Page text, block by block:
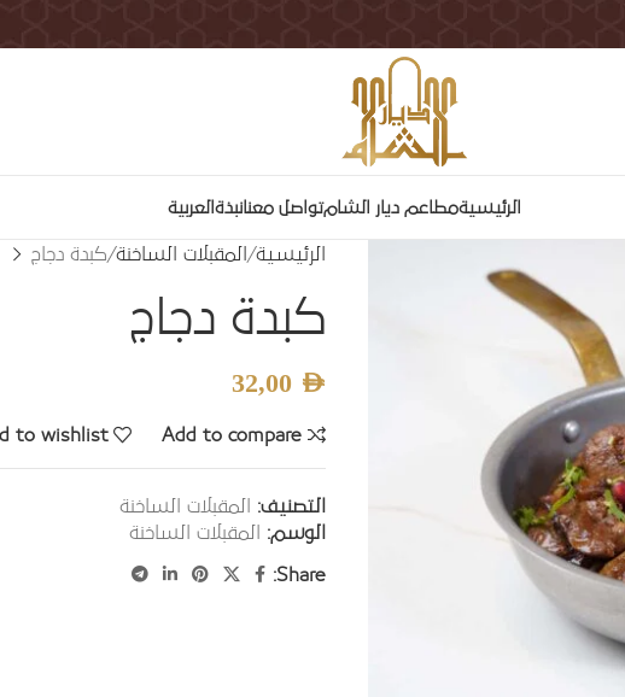
الرئيسيةمطاعم ديار الشامتواصل معنانبذة العربية
الرئيسية المقبلات الساخنة كبدة دجاج
كبدة دجاج
32,00 AED
Add to compare
to wishlist
التصنيف:
المقبلات الساخنة
الوسم:
المقبلات الساخنة
Share: